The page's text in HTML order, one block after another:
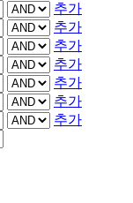
추가
추가
추가
추가
추가
추가
추가